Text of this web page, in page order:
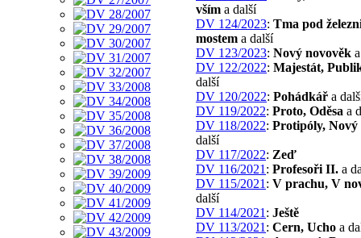
vším a další
DV 124/2023: Tma pod
mostem a další
DV 123/2023: Nový novověk
DV 122/2022: Majestát,
další
DV 120/2022: Pohádkář a
DV 119/2022: Proto, Oděsa a
DV 118/2022: Protipóly, Nový
další
DV 117/2022: Zeď
DV 116/2021 : Profesoři II. a
DV 115/2021 : V prachu, V
další
DV 114/2021 : Ještě
DV 113/2021 : Cern, Ucho a